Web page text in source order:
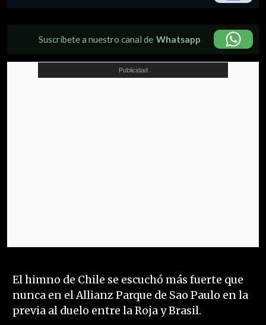
Suscríbete a nuestro canal de Whatsapp
El himno de Chile se escuchó más fuerte que
nunca en el Allianz Parque de Sao Paulo en la
previa al duelo entre la Roja y Brasil.